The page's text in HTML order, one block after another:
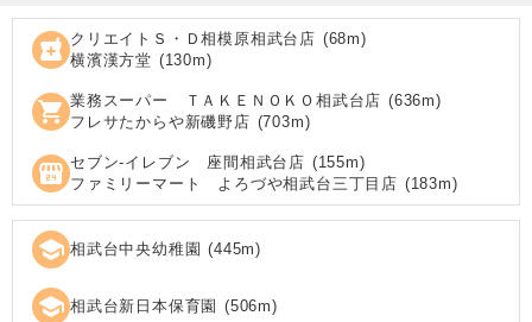
local_pharmacy クリエイトＳ・Ｄ相模原相武台店 (68m)
横濱漢方堂 (130m)
shopping_cart 業務スーパー ＴＡＫＥＮＯＫＯ相武台店 (636m)
フレサたからや新磯野店 (703m)
local_convenience_store セブン‐イレブン 座間相武台店 (155m)
ファミリーマート よろづや相武台三丁目店 (183m)
school 相武台中央幼稚園 (445m)
school 相武台新日本保育園 (506m)